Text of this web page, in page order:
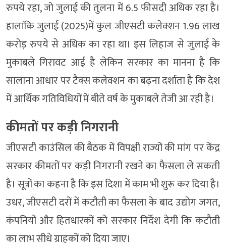
रुपये रहा, जो जुलाई की तुलना में 6.5 फीसदी अधिक रहा है।
हालांकि जुलाई (2025)में कुल जीएसटी कलेक्शन 1.96 लाख
करोड़ रुपये से अधिक का रहा था। इस लिहाज से जुलाई के
मुकाबले गिरावट आई है लेकिन सरकार का मानना है कि
सालाना आधार पर टैक्स कलेक्शन का बढ़ना दर्शाता है कि देश
में आर्थिक गतिविधियों में बीते वर्ष के मुकाबले तेजी आ रही है।
कीमतों पर कड़ी निगरानी
जीएसटी काउंसिल की बैठक में विपक्षी राज्यों की मांग पर केंद्र
सरकार कीमतों पर कड़ी निगरानी रखने का फैसला ले सकती
है। सूत्रों का कहना है कि इस दिशा में काम भी शुरू कर दिया है।
उधर, जीएसटी दरों में कटौती का फैसला के बाद उद्योग जगत,
कंपनियों और हितधारकों को सरकार निर्देश देगी कि कटौती
का लाभ सीधे ग्राहकों को दिया जाए।